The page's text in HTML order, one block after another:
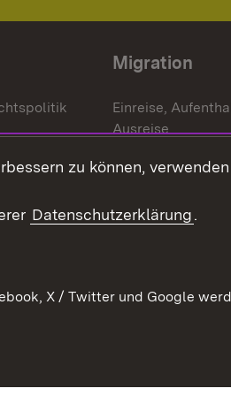
Migration
Einreise,
Ausreise
Asylbewerber und
Erlasse und
zu können,
Datenschutzerklärung.
X / Twitter und Google